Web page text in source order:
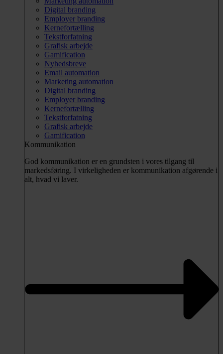
Digital branding
Employer branding
Kernefortælling
Tekstforfatning
Grafisk arbejde
Gamification
Nyhedsbreve
Email automation
Marketing automation
Digital branding
Employer branding
Kernefortælling
Tekstforfatning
Grafisk arbejde
Gamification
Kommunikation
God kommunikation er en grundsten i vores tilgang til
markedsføring. I virkeligheden er kommunikation afgørende i
alt, hvad vi laver.